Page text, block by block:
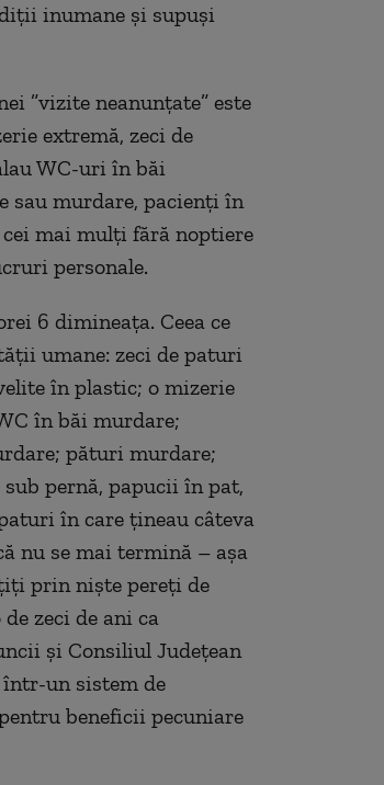
inumane şi supuşi
”vizite neanunţate” este
extremă, zeci de
WC-uri în băi
sau murdare, pacienţi în
mai mulţi fără noptiere
personale.
6 dimineaţa. Ceea ce
umane: zeci de paturi
în plastic; o mizerie
în băi murdare;
pături murdare;
pernă, papucii în pat,
în care ţineau câteva
nu se mai termină – aşa
prin nişte pereţi de
zeci de ani ca
şi Consiliul Judeţean
un sistem de
beneficii pecuniare